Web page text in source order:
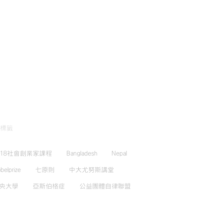
籤
社會創業家課程 Bangladesh Nepal
七原則 中大尤努斯講堂
大學 亞斯伯格症 公益團體自律聯盟